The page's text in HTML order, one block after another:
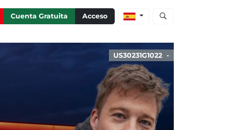
Cuenta Gratuita Acceso Abrir búsqueda de
US30231G1022 -